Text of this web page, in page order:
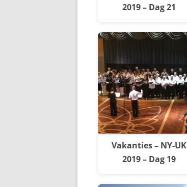
2019 – Dag 21
Vakanties – NY-UK
2019 – Dag 19